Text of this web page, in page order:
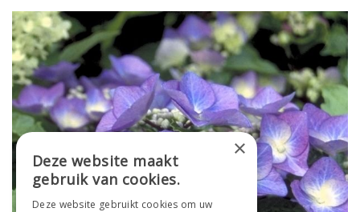
×
Deze website maakt
gebruik van cookies.
Deze website gebruikt cookies om uw